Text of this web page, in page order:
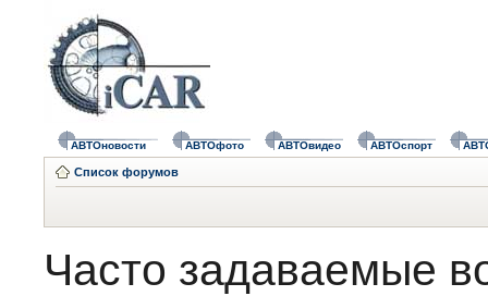
АВТОновости АВТОфото АВТОвидео АВТОспорт
Список форумов
Часто задаваемые